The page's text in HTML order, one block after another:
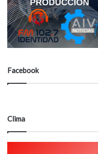
Facebook
Clima